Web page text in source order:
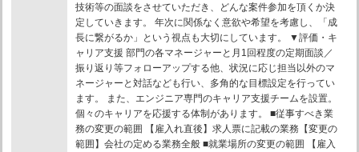
技術等の面談をさせていただき、どんな案件参加を頂くか決
定していきます。 年次に関係なく意欲や希望を考慮し、「成
長に繋がるか」という視点も大切にしています。 ▼評価・キ
ャリア支援 部門の各マネージャーと月1回程度の定期面談／
振り返り等フォローアップする他、状況に応じ担当以外のマ
ネージャーと対話なども行い、多角的な目標設定を行ってい
ます。 また、エンジニア専門のキャリア支援チームを設置。
個々のキャリアを応援する体制があります。 ■従事すべき業
務の変更の範囲 【雇入れ直後】求人票に記載の業務【変更の
範囲】会社の定める業務全般 ■就業場所の変更の範囲 【雇入